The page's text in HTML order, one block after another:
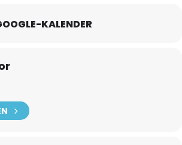
schützen?KALENDER